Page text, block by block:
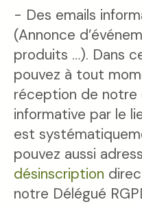
- Des emails
(Annonce
produits …). Dans
pouvez à tout
réception de notre
informative par le
est
pouvez aussi
désinscription
notre Délégué